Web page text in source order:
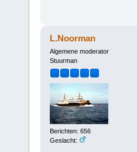
L.Noorman
Algemene moderator
Stuurman
Berichten: 656
Geslacht: